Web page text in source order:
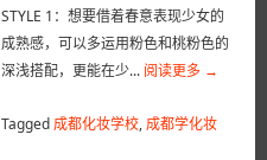
STYLE 1：想要借着春意表现少女的
成熟感，可以多运用粉色和桃粉色的
深浅搭配，更能在少... 阅读更多 →
Tagged成都化妆学校,成都学化妆